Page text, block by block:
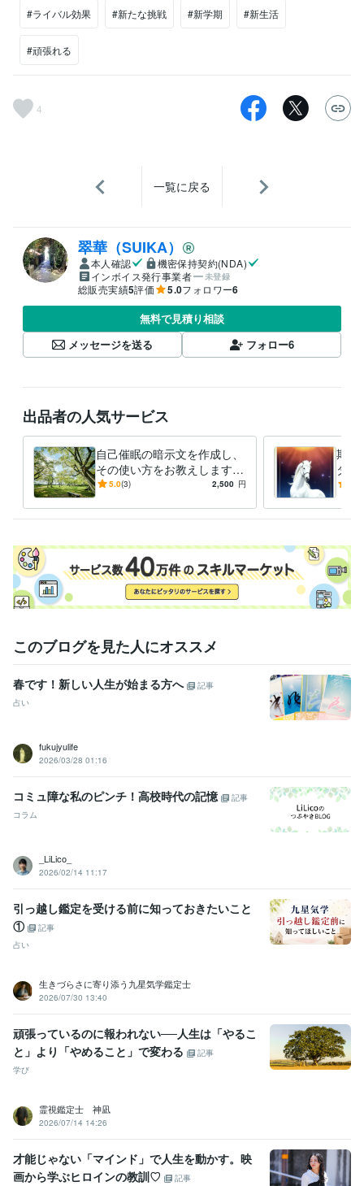
#ライバル効果 #新たな挑戦 #新学期 #新生活
#頑張れる
4
一覧に戻る
翠華（SUIKA）
本人確認
機密保持契約(NDA)
インボイス発行事業者
未登録
総販売実績5評価 5.0フォロワー6
無料で見積り相談
メッセージを送る
フォロー6
出品者の人気サービス
自己催眠の暗示文を作成し、
その使い方をお教えします
あなたのお悩み、いつのまに
い私に。
5.0(3) 2,500 円
期間
タロ
理と
このブログを見た人にオススメ
春です！新しい人生が始まる方へ
記事
占い
fukujyulife
2026/03/28 01:16
コミュ障な私のピンチ！高校時代の記憶
記事
コラム
_LiLico_
2026/02/14 11:17
引っ越し鑑定を受ける前に知っておきたいこと
①
記事
占い
生きづらさに寄り添う九星気学鑑定士
2026/07/30 13:40
頑張っているのに報われない──人生は「やるこ
と」より「やめること」で変わる
記事
学び
霊視鑑定士 神凪
2026/07/14 14:26
才能じゃない「マインド」で人生を動かす。映
画から学ぶヒロインの教訓♡
記事